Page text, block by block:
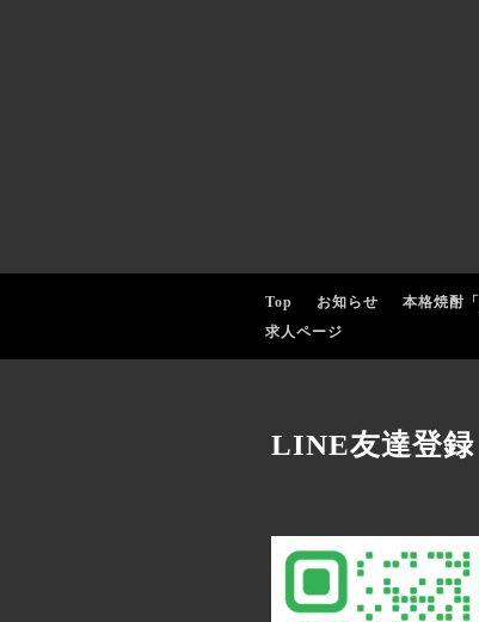
Top お知らせ 本格焼酎
求人ページ
LINE友達登録